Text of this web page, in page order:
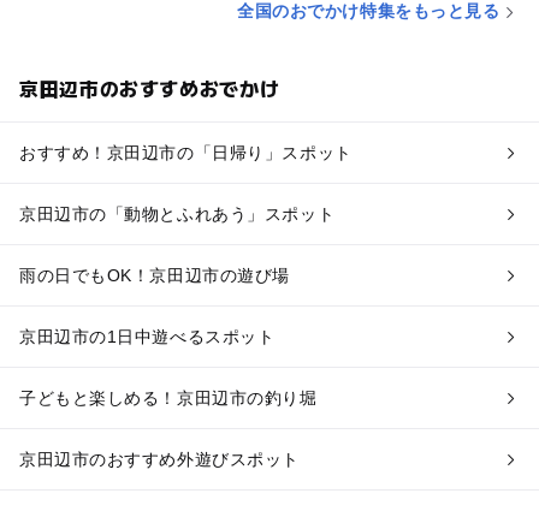
全国のおでかけ特集をもっと見る
京田辺市のおすすめおでかけ
おすすめ！京田辺市の「日帰り」スポット
京田辺市の「動物とふれあう」スポット
雨の日でもOK！京田辺市の遊び場
京田辺市の1日中遊べるスポット
子どもと楽しめる！京田辺市の釣り堀
京田辺市のおすすめ外遊びスポット